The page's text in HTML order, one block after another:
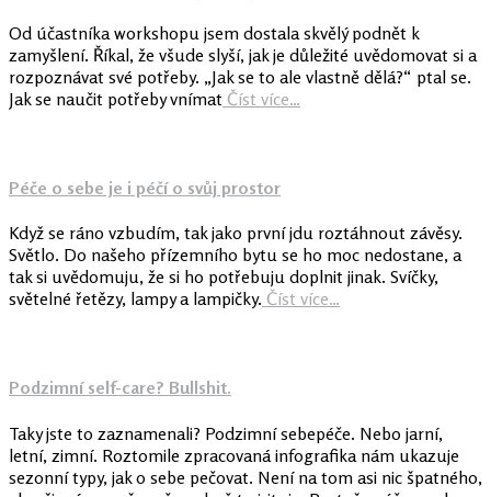
Od účastníka workshopu jsem dostala skvělý podnět k
zamyšlení. Říkal, že všude slyší, jak je důležité uvědomovat si a
rozpoznávat své potřeby. „Jak se to ale vlastně dělá?“ ptal se.
Jak se naučit potřeby vnímat Číst více…
Péče o sebe je i péčí o svůj prostor
Když se ráno vzbudím, tak jako první jdu roztáhnout závěsy.
Světlo. Do našeho přízemního bytu se ho moc nedostane, a
tak si uvědomuju, že si ho potřebuju doplnit jinak. Svíčky,
světelné řetězy, lampy a lampičky. Číst více…
Podzimní self-care? Bullshit.
Taky jste to zaznamenali? Podzimní sebepéče. Nebo jarní,
letní, zimní. Roztomile zpracovaná infografika nám ukazuje
sezonní typy, jak o sebe pečovat. Není na tom asi nic špatného,